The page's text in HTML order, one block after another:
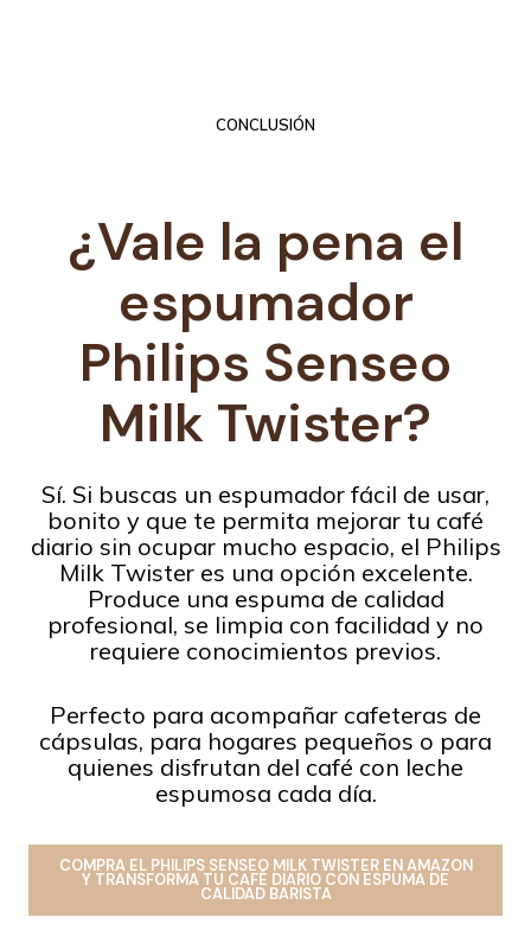
CONCLUSIÓN
¿Vale la pena el
espumador
Philips Senseo
Milk Twister?
Sí. Si buscas un espumador fácil de usar,
bonito y que te permita mejorar tu café
diario sin ocupar mucho espacio, el Philips
Milk Twister es una opción excelente.
Produce una espuma de calidad
profesional, se limpia con facilidad y no
requiere conocimientos previos.
Perfecto para acompañar cafeteras de
cápsulas, para hogares pequeños o para
quienes disfrutan del café con leche
espumosa cada día.
COMPRA EL PHILIPS SENSEO MILK TWISTER EN AMAZON
Y TRANSFORMA TU CAFÉ DIARIO CON ESPUMA DE
CALIDAD BARISTA